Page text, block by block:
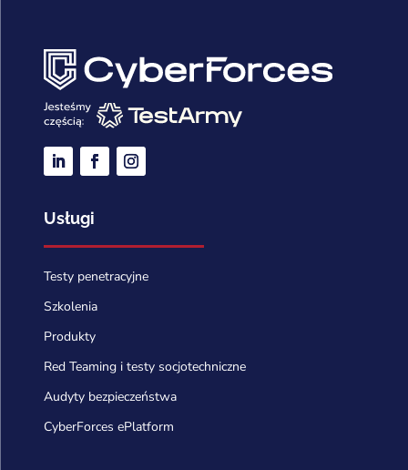
Usługi
Testy penetracyjne
Szkolenia
Produkty
Red Teaming i testy socjotechniczne
Audyty bezpieczeństwa
CyberForces ePlatform